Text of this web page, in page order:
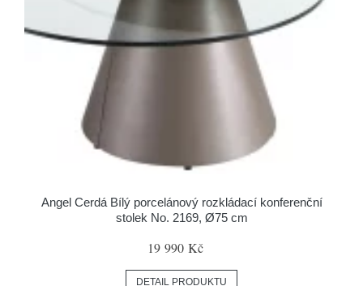
Angel Cerdá Bílý porcelánový rozkládací konferenční
stolek No. 2169, Ø75 cm
19 990 Kč
DETAIL PRODUKTU